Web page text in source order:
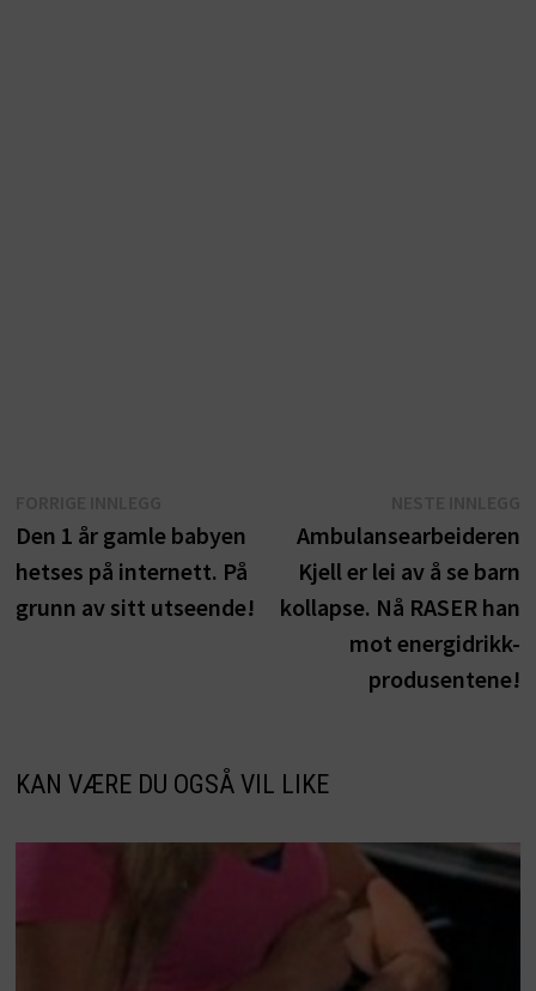
innlegg:
Den 1 år gamle babyen
hetses på internett. På
grunn av sitt utseende!
Ambulansearbeideren
Kjell er lei av å se barn
kollapse. Nå RASER han
mot energidrikk-
produsentene!
KAN VÆRE DU OGSÅ VIL LIKE